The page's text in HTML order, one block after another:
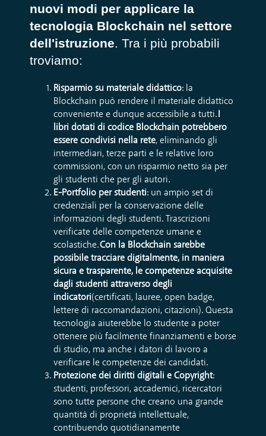
nuovi modi per applicare la
tecnologia Blockchain nel settore
dell'istruzione. Tra i più probabili
troviamo:
Risparmio su materiale didattico: la
Blockchain può rendere il materiale didattico
conveniente e dunque accessibile a tutti.I
libri dotati di codice Blockchain potrebbero
essere condivisi nella rete, eliminando gli
intermediari, terze parti e le relative loro
commissioni, con un risparmio netto sia per
gli studenti che per gli autori.
E-Portfolio per studenti: un ampio set di
credenziali per la conservazione delle
informazioni degli studenti. Trascrizioni
verificate delle competenze umane e
scolastiche.Con la Blockchain sarebbe
possibile tracciare digitalmente, in maniera
sicura e trasparente, le competenze acquisite
dagli studenti attraverso degli
indicatori(certificati, lauree, open badge,
lettere di raccomandazioni, citazioni). Questa
tecnologia aiuterebbe lo studente a poter
ottenere più facilmente finanziamenti e borse
di studio, ma anche i datori di lavoro a
verificare le competenze dei candidati.
Protezione dei diritti digitali e Copyright:
studenti, professori, accademici, ricercatori
sono tutte persone che creano una grande
quantità di proprietà intellettuale,
contribuendo quotidianamente